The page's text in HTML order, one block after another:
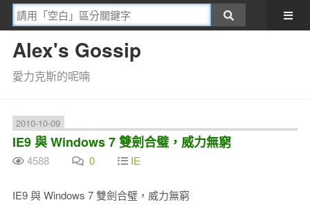
Alex's Gossip
愛力克斯的呢喃
2010-10-09
IE9 與 Windows 7 雙劍合璧，威力無窮
4588 0 IE
IE9 與 Windows 7 雙劍合璧，威力無窮